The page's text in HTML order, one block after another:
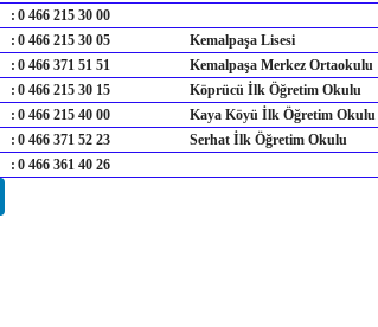
: 0 466 215 30 00
: 0 466 215 30 05 Kemalpaşa Lisesi
: 0 466 371 51 51 Kemalpaşa Merkez Ortaokulu
: 0 466 215 30 15 Köprücü İlk Öğretim Okulu
: 0 466 215 40 00 Kaya Köyü İlk Öğretim Okulu
: 0 466 371 52 23 Serhat İlk Öğretim Okulu
: 0 466 361 40 26